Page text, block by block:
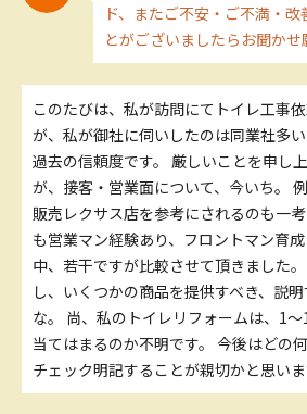
ド、またご不安・ご不満・
とがございましたらお聞かせ
このたびは、私が訪問にてトイレ工事
が、私が御社に伺いしたのは同業社多
過去の信頼度です。 厳しいことを申し
が、接客・営業面について、今いち。
販売レクサス店を参考にされるのも一
も営業マン経験あり、フロントマン育
中、若干ですが比較させて頂きました
し、いくつかの商品を提供すべき、説
な。 尚、私のトイレリフォームは、1
当てはまるのか不明です。 今後はどの
チェック明記することが親切かと思いま